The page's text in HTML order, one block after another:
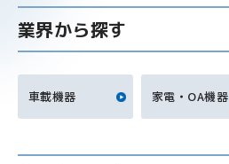
業界から探す
車載機器 家電・OA機器